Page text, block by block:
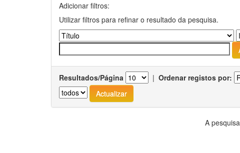
Adicionar filtros:
Utilizar filtros para refinar o resultado da pesquisa.
Resultados/Página | Ordenar registos por:
A